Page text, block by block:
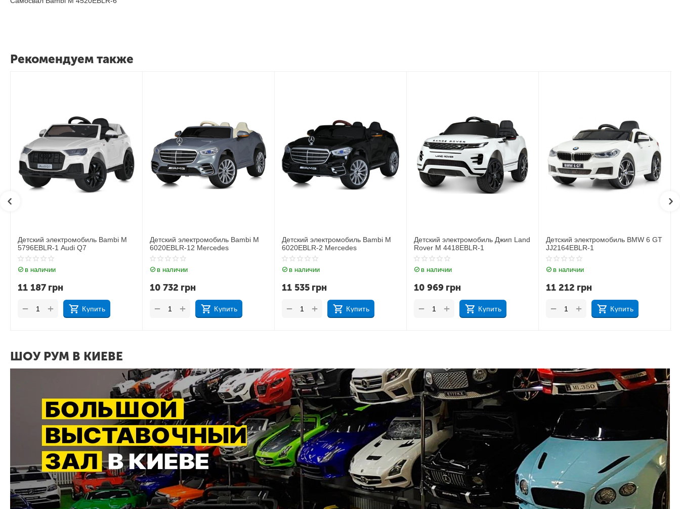
Рекомендуем также
Детский электромобиль Bambi M
6020EBLR-12 Mercedes
в наличии
10 732грн
Купить
+
−
Детский электромобиль Bambi M
6020EBLR-2 Mercedes
в наличии
11 535 грн
Купить
+
−
Детский электромобиль Джип Land
Rover M 4418EBLR-1
в наличии
10 969грн
Купить
+
−
Детский электромобиль BMW 6 GT
JJ2164EBLR-1
в наличии
11 212 грн
Купить
+
−
Детский электромобиль Джип
BMW X6M JJ2199EBLR-1
в наличии
17 183грн
Купить
+
−
ШОУ РУМ В КИЕВЕ